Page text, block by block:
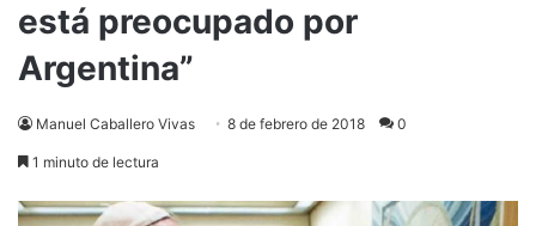
está preocupado por
Argentina”
Manuel Caballero Vivas 8 de febrero de 2018 0
1 minuto de lectura